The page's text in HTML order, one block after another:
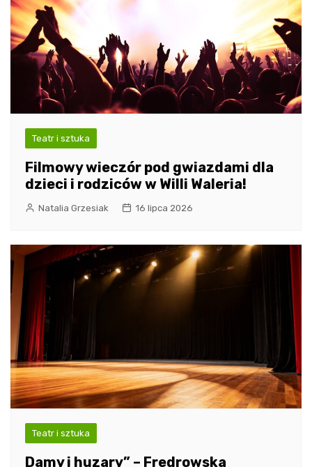
Teatr i sztuka
Filmowy wieczór pod gwiazdami dla
dzieci i rodziców w Willi Waleria!
Natalia Grzesiak 16 lipca 2026
Teatr i sztuka
Damy i huzary” – Fredrowska